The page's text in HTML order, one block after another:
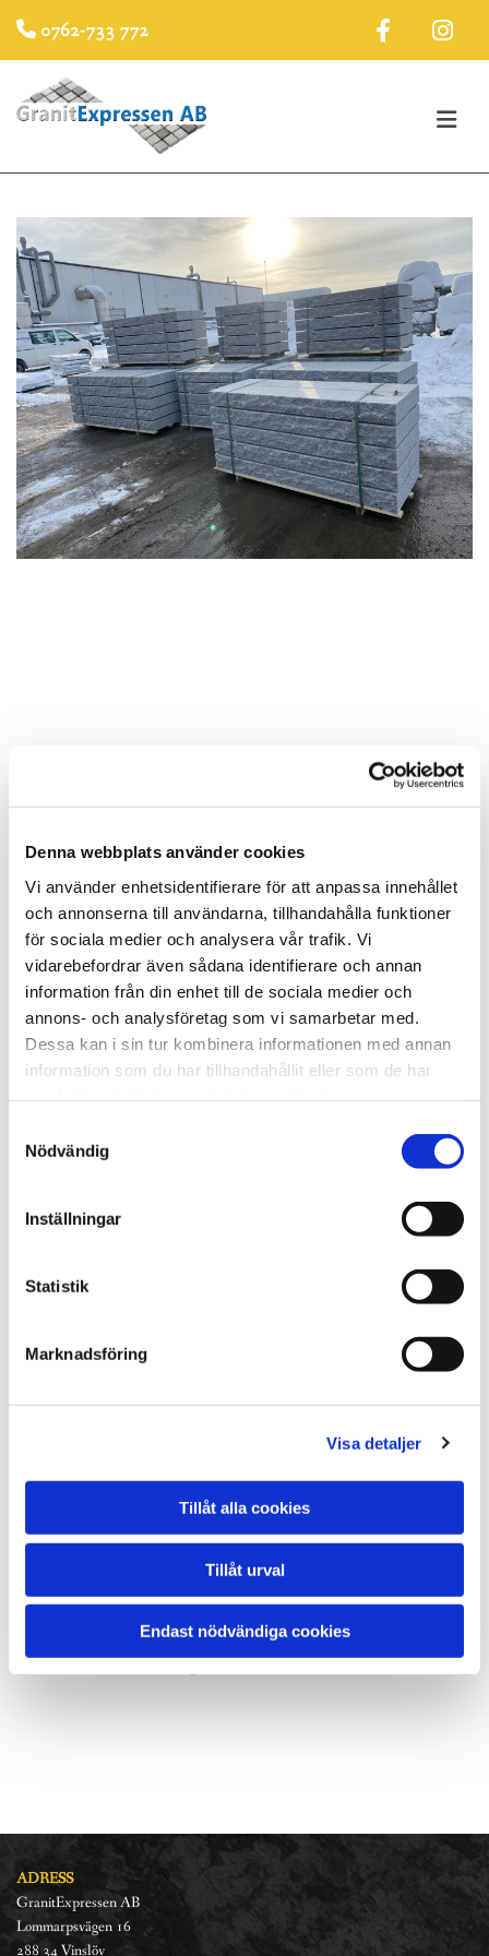
Denna webbplats använder cookies
Vi använder enhetsidentifierare för att anpassa innehållet
och annonserna till användarna, tillhandahålla funktioner
för sociala medier och analysera vår trafik. Vi
vidarebefordrar även sådana identifierare och annan
information från din enhet till de sociala medier och
annons- och analysföretag som vi samarbetar med.
Dessa kan i sin tur kombinera informationen med annan
information som du har tillhandahållit eller som de har
Nödvändig
Inställningar
Statistik
Marknadsföring
Visa detaljer
Tillåt alla cookies
Tillåt urval
Endast nödvändiga cookies
 0762-733 772
TRAPPBLOCK PORTUGISISK GRÅ
Trappblock portugisisk granit.
Flammade korta sidor.
trappblock 140 cm - 1.750 kr
trappblock 150 cm - 1.875 kr
trappblock 160 cm - 2.000 kr
trappblock 180 cm - 2.250 kr
trappblock 200 cm - 2.500 kr
Kontakta oss för lager status och för en offert.
ADRESS
GranitExpressen AB
Lommarpsvägen 16
288 34 Vinslöv